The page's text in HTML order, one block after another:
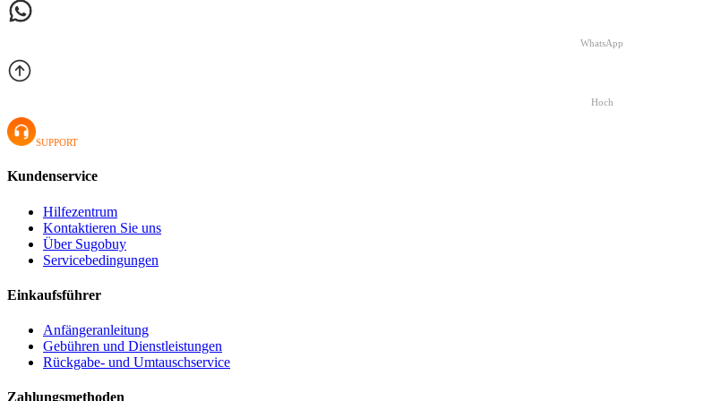
WhatsApp
Hoch
SUPPORT
Kundenservice
Hilfezentrum
Kontaktieren Sie uns
Über Sugobuy
Servicebedingungen
Einkaufsführer
Anfängeranleitung
Gebühren und Dienstleistungen
Rückgabe- und Umtauschservice
Zahlungsmethoden